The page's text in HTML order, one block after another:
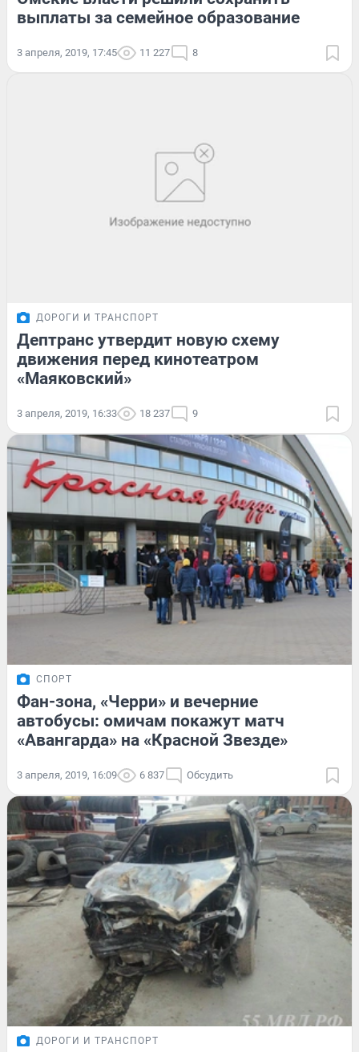
выплаты за семейное образование
3 апреля, 2019, 17:45 11 227 8
ДОРОГИ И ТРАНСПОРТ
Дептранс утвердит новую схему
движения перед кинотеатром
«Маяковский»
3 апреля, 2019, 16:33 18 237 9
СПОРТ
Фан-зона, «Черри» и вечерние
автобусы: омичам покажут матч
«Авангарда» на «Красной Звезде»
3 апреля, 2019, 16:09 6 837 Обсудить
ДОРОГИ И ТРАНСПОРТ